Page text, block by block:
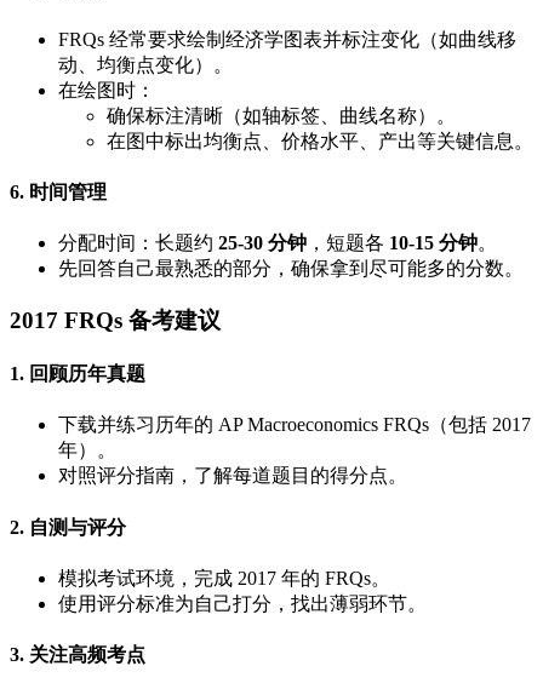
FRQs 经常要求绘制经济学图表并标注变化（如曲线移
动、均衡点变化）。
在绘图时：
确保标注清晰（如轴标签、曲线名称）。
在图中标出均衡点、价格水平、产出等关键信息。
6. 时间管理
分配时间：长题约 25-30 分钟 ，短题各 10-15 分钟。
先回答自己最熟悉的部分，确保拿到尽可能多的分数。
2017 FRQs 备考建议
1. 回顾历年真题
下载并练习历年的 AP Macroeconomics FRQs（包括 2017
年）。
对照评分指南，了解每道题目的得分点。
2. 自测与评分
模拟考试环境，完成 2017 年的 FRQs。
使用评分标准为自己打分，找出薄弱环节。
3. 关注高频考点